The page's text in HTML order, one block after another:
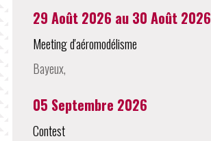
29 Août 2026 au 30 Août 2026
Meeting d'aéromodélisme
Bayeux,
05 Septembre 2026
Contest